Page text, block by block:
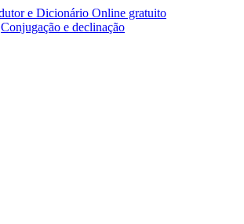
Conjugação e declinação